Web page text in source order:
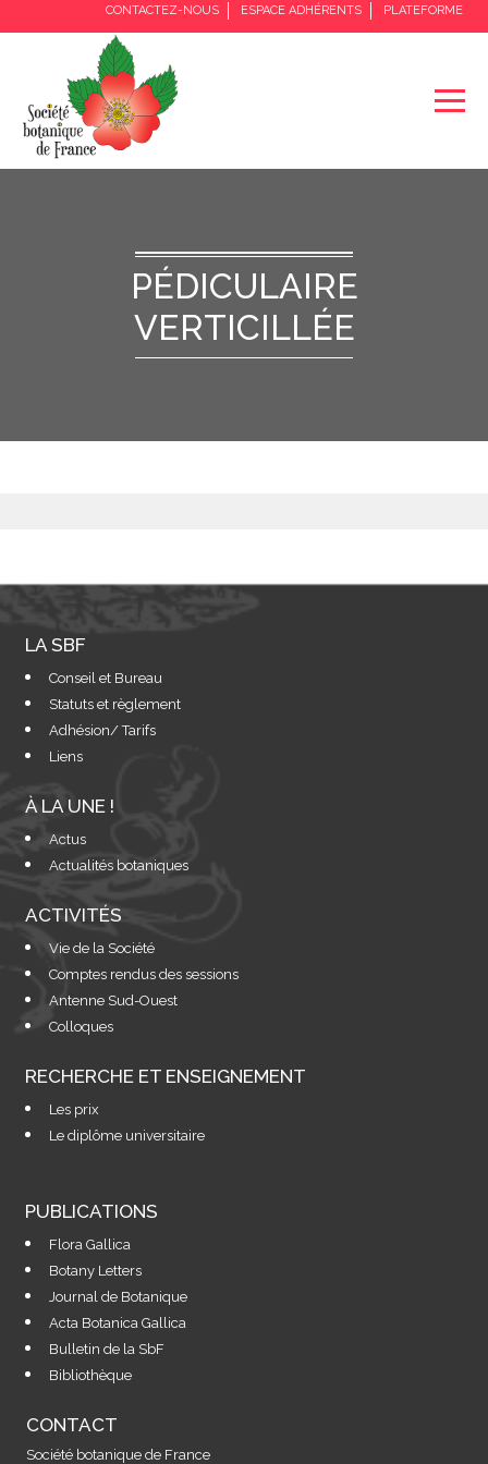
CONTACTEZ-NOUS ESPACE ADHÉRENTS PLATEFORME
PÉDICULAIRE
VERTICILLÉE
LA SBF
Conseil et Bureau
Statuts et règlement
Adhésion/ Tarifs
Liens
À LA UNE !
Actus
Actualités botaniques
ACTIVITÉS
Vie de la Société
Comptes rendus des sessions
Antenne Sud-Ouest
Colloques
RECHERCHE ET ENSEIGNEMENT
Les prix
Le diplôme universitaire
PUBLICATIONS
Flora Gallica
Botany Letters
Journal de Botanique
Acta Botanica Gallica
Bulletin de la SbF
Bibliothèque
CONTACT
Société botanique de France